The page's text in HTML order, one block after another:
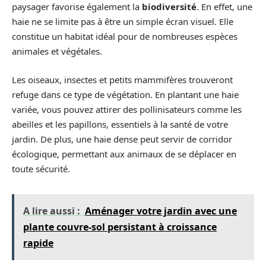
paysager favorise également la biodiversité. En effet, une
haie ne se limite pas à être un simple écran visuel. Elle
constitue un habitat idéal pour de nombreuses espèces
animales et végétales.
Les oiseaux, insectes et petits mammifères trouveront
refuge dans ce type de végétation. En plantant une haie
variée, vous pouvez attirer des pollinisateurs comme les
abeilles et les papillons, essentiels à la santé de votre
jardin. De plus, une haie dense peut servir de corridor
écologique, permettant aux animaux de se déplacer en
toute sécurité.
A lire aussi : Aménager votre jardin avec une
plante couvre-sol persistant à croissance
rapide